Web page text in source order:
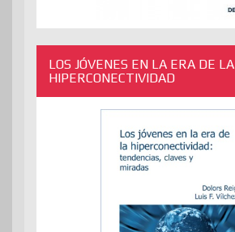
LOS JÓVENES EN LA ERA DE LA
HIPERCONECTIVIDAD